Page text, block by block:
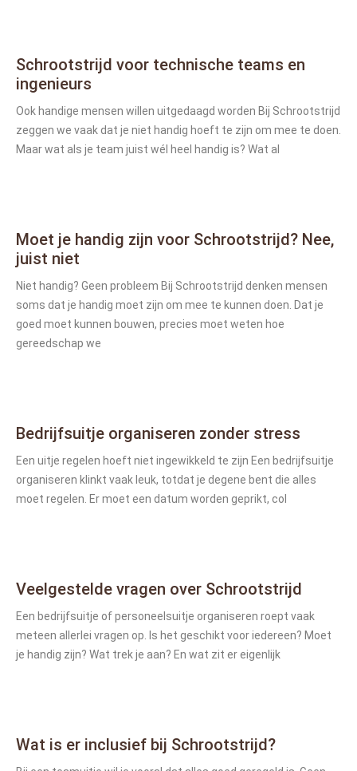
Schrootstrijd voor technische teams en
ingenieurs
Ook handige mensen willen uitgedaagd worden Bij Schrootstrijd
zeggen we vaak dat je niet handig hoeft te zijn om mee te doen.
Maar wat als je team juist wél heel handig is? Wat al
Moet je handig zijn voor Schrootstrijd? Nee,
juist niet
Niet handig? Geen probleem Bij Schrootstrijd denken mensen
soms dat je handig moet zijn om mee te kunnen doen. Dat je
goed moet kunnen bouwen, precies moet weten hoe
gereedschap we
Bedrijfsuitje organiseren zonder stress
Een uitje regelen hoeft niet ingewikkeld te zijn Een bedrijfsuitje
organiseren klinkt vaak leuk, totdat je degene bent die alles
moet regelen. Er moet een datum worden geprikt, col
Veelgestelde vragen over Schrootstrijd
Een bedrijfsuitje of personeelsuitje organiseren roept vaak
meteen allerlei vragen op. Is het geschikt voor iedereen? Moet
je handig zijn? Wat trek je aan? En wat zit er eigenlijk
Wat is er inclusief bij Schrootstrijd?